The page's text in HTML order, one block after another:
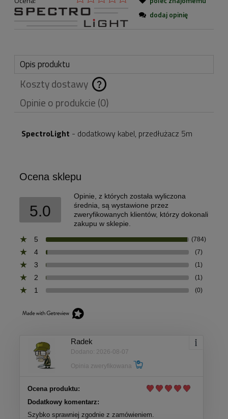
dodaj opinię
Opis produktu
Koszty dostawy
Cena nie zawiera
ewentualnych kosztów
płatności
Opinie o produkcie (0)
SpectroLight - dodatkowy kabel, przedłużacz 5m
Ocena sklepu
5.0
Opinie, z których została wyliczona
średnia, są wystawione przez
zweryfikowanych klientów, którzy dokonali
zakupu w sklepie.
5
(784)
4 (7)
3 (1)
2 (1)
1 (0)
Radek
Dodano: 2026-08-07
Opinia zweryfikowana
Ocena produktu:
Dodatkowy komentarz:
Szybko sprawniej zgodnie z zamówieniem.